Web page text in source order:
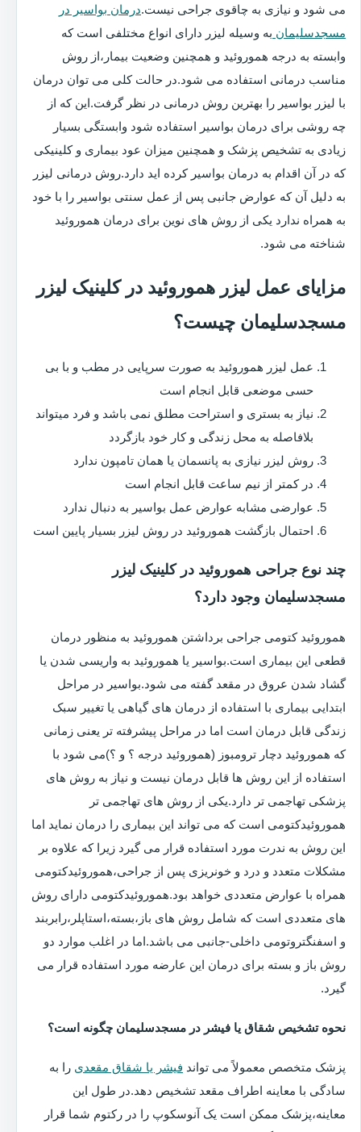
می شود و نیازی به چاقوی جراحی نیست.درمان بواسیر در
مسجدسلیمان به وسیله لیزر دارای انواع مختلفی است که
وابسته به درجه هموروئید و همچنین وضعیت بیمار،از روش
مناسب درمانی استفاده می شود.در حالت کلی می توان درمان
با لیزر بواسیر را بهترین روش درمانی در نظر گرفت.این که از
چه روشی برای درمان بواسیر استفاده شود وابستگی بسیار
زیادی به تشخیص پزشک و همچنین میزان عود بیماری و کلینیکی
که در آن اقدام به درمان بواسیر کرده اید دارد.روش درمانی لیزر
به دلیل آن که عوارض جانبی پس از عمل سنتی بواسیر را با خود
به همراه ندارد یکی از روش های نوین برای درمان هموروئید
شناخته می شود.
مزایای عمل لیزر هموروئید در کلینیک لیزر
مسجدسلیمان چیست؟
عمل لیزر هموروئید به صورت سرپایی در مطب و با بی
حسی موضعی قابل انجام است
نیاز به بستری و استراحت مطلق نمی باشد و فرد میتواند
بلافاصله به محل زندگی و کار خود بازگردد
روش لیزر نیازی به پانسمان یا همان تامپون ندارد
در کمتر از نیم ساعت قابل انجام است
عوارضی مشابه عوارض عمل بواسیر به دنبال ندارد
احتمال بازگشت هموروئید در روش لیزر بسیار پایین است
چند نوع جراحی هموروئید در کلینیک لیزر
مسجدسلیمان وجود دارد؟
هموروئید کتومی جراحی برداشتن هموروئید به منظور درمان
قطعی این بیماری است.بواسیر یا هموروئید به واریسی شدن یا
گشاد شدن عروق در مقعد گفته می شود.بواسیر در مراحل
ابتدایی بیماری با استفاده از درمان های گیاهی یا تغییر سبک
زندگی قابل درمان است اما در مراحل پیشرفته تر یعنی زمانی
که هموروئید دچار ترومبوز (هموروئید درجه ؟ و ؟)می شود با
استفاده از این روش ها قابل درمان نیست و نیاز به روش های
پزشکی تهاجمی تر دارد.یکی از روش های تهاجمی تر
هموروئیدکتومی است که می تواند این بیماری را درمان نماید اما
این روش به ندرت مورد استفاده قرار می گیرد زیرا که علاوه بر
مشکلات متعدد و درد و خونریزی پس از جراحی،هموروئیدکتومی
همراه با عوارض متعددی خواهد بود.هموروئیدکتومی دارای روش
های متعددی است که شامل روش های باز،بسته،استاپلر،رابربند
و اسفنگتروتومی داخلی-جانبی می باشد.اما در اغلب موارد دو
روش باز و بسته برای درمان این عارضه مورد استفاده قرار می
گیرد.
نحوه تشخیص شقاق یا فیشر در مسجدسلیمان چگونه است؟
پزشک متخصص معمولاً می تواند فیشر یا شقاق مقعدی را به
سادگی با معاینه اطراف مقعد تشخیص دهد.در طول این
معاینه،پزشک ممکن است یک آنوسکوپ را در رکتوم شما قرار